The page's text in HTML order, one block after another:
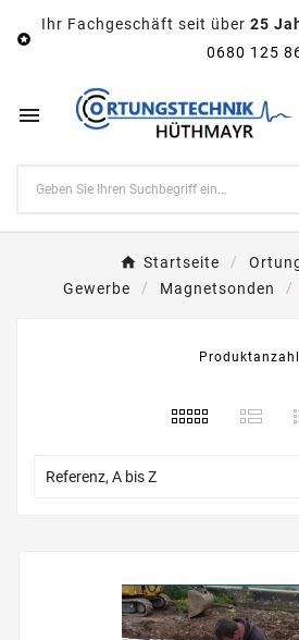

Ihr Fachgeschäft seit über 25
0680 125

Startseite
Gewerbe
Magnetsonden
Produktanzahl
Referenz, A bis Z